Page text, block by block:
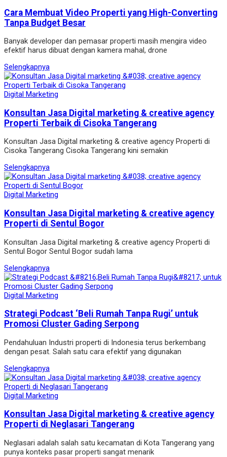
Cara Membuat Video Properti yang High-Converting
Tanpa Budget Besar
Banyak developer dan pemasar properti masih mengira video
efektif harus dibuat dengan kamera mahal, drone
Selengkapnya
Digital Marketing
Konsultan Jasa Digital marketing & creative agency
Properti Terbaik di Cisoka Tangerang
Konsultan Jasa Digital marketing & creative agency Properti di
Cisoka Tangerang Cisoka Tangerang kini semakin
Selengkapnya
Digital Marketing
Konsultan Jasa Digital marketing & creative agency
Properti di Sentul Bogor
Konsultan Jasa Digital marketing & creative agency Properti di
Sentul Bogor Sentul Bogor sudah lama
Selengkapnya
Digital Marketing
Strategi Podcast ‘Beli Rumah Tanpa Rugi’ untuk
Promosi Cluster Gading Serpong
Pendahuluan Industri properti di Indonesia terus berkembang
dengan pesat. Salah satu cara efektif yang digunakan
Selengkapnya
Digital Marketing
Konsultan Jasa Digital marketing & creative agency
Properti di Neglasari Tangerang
Neglasari adalah salah satu kecamatan di Kota Tangerang yang
punya konteks pasar properti sangat menarik